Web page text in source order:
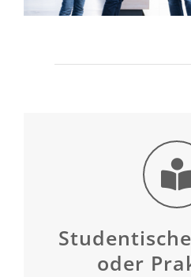
oder